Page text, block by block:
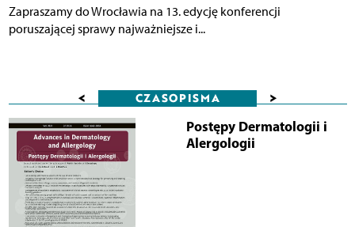
Zapraszamy do Wrocławia na 13. edycję konferencji
poruszającej sprawy najważniejsze i...
< CZASOPISMA >
Postępy Dermatologii i
Alergologii